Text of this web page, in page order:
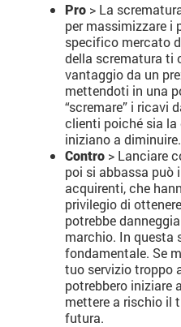
Pro > La
per massimizzare i
specifico mercato
della scrematura ti
vantaggio da un
mettendoti in una
“scremare” i ricavi
clienti poiché sia la
iniziano a diminuire.
Contro > Lanciare
poi si abbassa può
acquirenti, che
privilegio di
potrebbe
marchio. In questa
fondamentale. Se
tuo servizio troppo
potrebbero iniziare
mettere a rischio il
futura.